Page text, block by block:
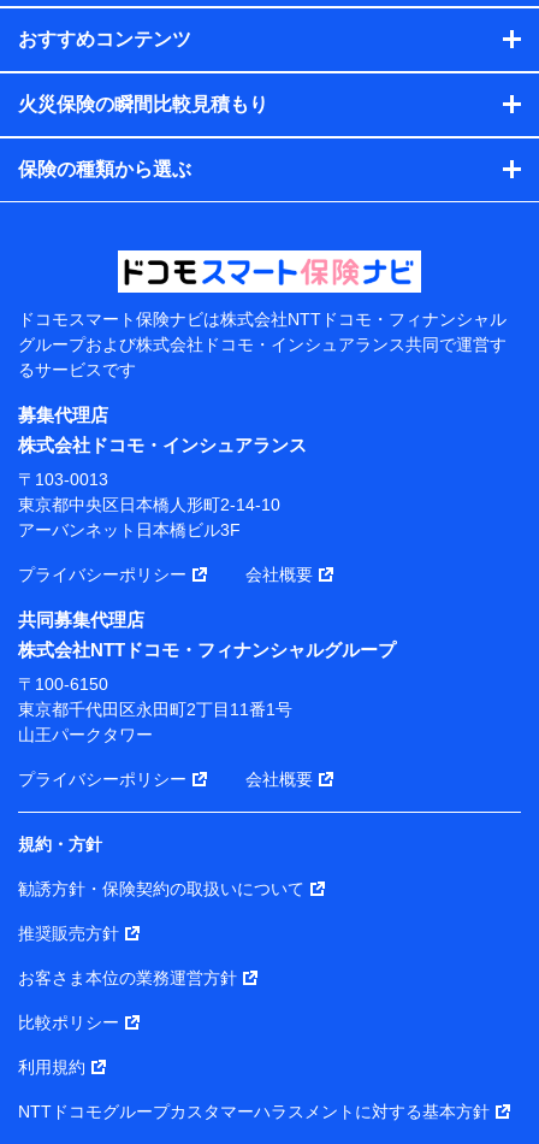
析して、お客さまの趣味・嗜好・傾向に応じたサービス・商
各種セミナーの開催のため
コンサルティングサービスの実施のため
アンケートやキャンペーン等の実施のため
上記に係る案内・手続き・管理等付帯業務を行うため
当該個人データを取り扱う各共同利用者（詳細は次のと
東京都千代田区永田町2丁目11番1号 山王パークタワー
株式会社NTTドコモ 代表取締役社長 前田 義晃
東京都中央区日本橋人形町2-14-10 アーバンネット日
本橋ビル 3F
長 吉村 忠義
※ 当社および株式会社NTTドコモは、お客さまの情報
ソナルデータ憲章」に定める行動原則を順守します 。
※ パーソナルデータダッシュボードの「第三者提供の
管理」の設定状態にかかわらず、共同利用する場合があ
ります。
※ dポイントクラブ会員ではないお客さま（2019年12
月11日以降、一度もdポイントクラブ会員であったこと
がないお客さまに限る）に関する、2019年12月10日以
前に取得した個人データは、こちら の利用目的の範囲内
当社は株式会社NTTドコモ・フィナンシャルグループ
との間で、以下のとおり個人データを共同利用しま
す。
【共同して利用される利用データの項目】
当社または株式会社NTTドコモ・フィナンシャルグルー
の個人データ
基本情報
性、連絡先、dポイントサービスのご利用に関する情報。例
おすすめコンテンツ
火災保険の瞬間比較見積もり
保険の種類から選ぶ
ドコモスマート保険ナビは株式会社NTTドコモ・フィナンシャル
グループおよび株式会社ドコモ・インシュアランス共同で運営す
るサービスです
募集代理店
株式会社ドコモ・インシュアランス
〒103-0013
東京都中央区日本橋人形町2-14-10
アーバンネット日本橋ビル3F
プライバシーポリシー 会社概要
共同募集代理店
株式会社NTTドコモ・フィナンシャルグループ
〒100-6150
東京都千代田区永田町2丁目11番1号
山王パークタワー
プライバシーポリシー 会社概要
規約・方針
勧誘方針・保険契約の取扱いについて
推奨販売方針
お客さま本位の業務運営方針
比較ポリシー
利用規約
NTTドコモグループカスタマーハラスメントに対する基本方針